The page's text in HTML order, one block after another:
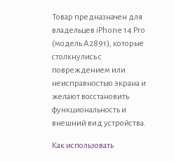
Товар предназначен для
владельцев iPhone 14 Pro
(модель A2891), которые
столкнулись с
повреждением или
неисправностью экрана и
желают восстановить
функциональность и
внешний вид устройства.
Как использовать